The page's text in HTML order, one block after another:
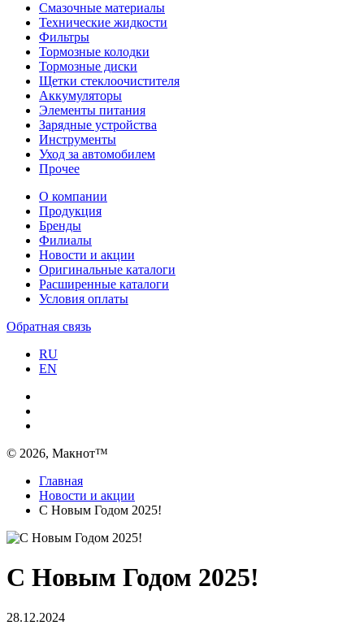
Смазочные материалы
Технические жидкости
Фильтры
Тормозные колодки
Тормозные диски
Щетки стеклоочистителя
Аккумуляторы
Элементы питания
Зарядные устройства
Инструменты
Уход за автомобилем
Прочее
О компании
Продукция
Бренды
Филиалы
Новости и акции
Оригинальные каталоги
Расширенные каталоги
Условия оплаты
Обратная связь
RU
EN
© 2026, Макнот™
Главная
Новости и акции
С Новым Годом 2025!
С Новым Годом 2025!
28.12.2024